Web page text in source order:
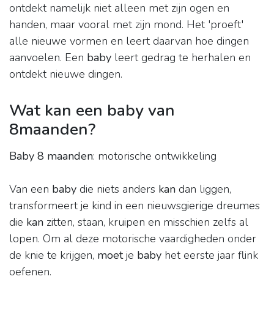
ontdekt namelijk niet alleen met zijn ogen en
handen, maar vooral met zijn mond. Het 'proeft'
alle nieuwe vormen en leert daarvan hoe dingen
aanvoelen. Een baby leert gedrag te herhalen en
ontdekt nieuwe dingen.
Wat kan een baby van
8maanden?
Baby 8 maanden: motorische ontwikkeling
Van een baby die niets anders kan dan liggen,
transformeert je kind in een nieuwsgierige dreumes
die kan zitten, staan, kruipen en misschien zelfs al
lopen. Om al deze motorische vaardigheden onder
de knie te krijgen, moetje baby het eerste jaar flink
oefenen.